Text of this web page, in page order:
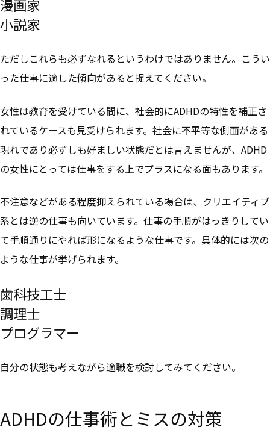
漫画家
小説家
ただしこれらも必ずなれるというわけではありません。こうい
った仕事に適した傾向があると捉えてください。
女性は教育を受けている間に、社会的にADHDの特性を補正さ
れているケースも見受けられます。社会に不平等な側面がある
現れであり必ずしも好ましい状態だとは言えませんが、ADHD
の女性にとっては仕事をする上でプラスになる面もあります。
不注意などがある程度抑えられている場合は、クリエイティブ
系とは逆の仕事も向いています。仕事の手順がはっきりしてい
て手順通りにやれば形になるような仕事です。 具体的には次の
ような仕事が挙げられます。
歯科技工士
調理士
プログラマー
自分の状態も考えながら適職を検討してみてください。
ADHDの仕事術とミスの対策